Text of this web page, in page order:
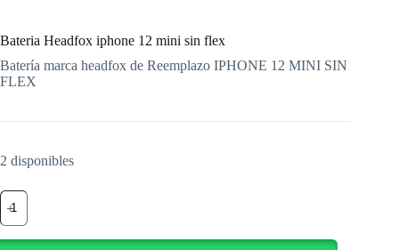
Bateria Headfox iphone 12 mini sin flex
Batería marca headfox de Reemplazo IPHONE 12 MINI SIN
FLEX
2 disponibles
Bateria
Headfox
iphone
12